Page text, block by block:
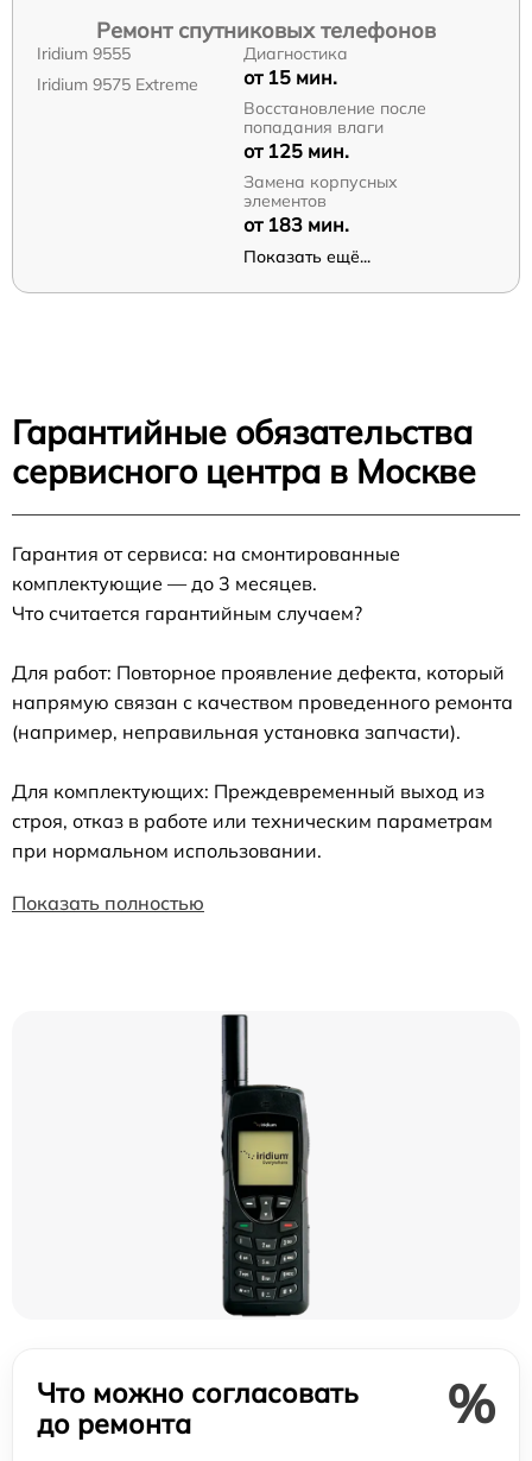
Ремонт спутниковых телефонов
Iridium 9555
Iridium 9575 Extreme
Диагностика
от 15 мин.
Восстановление после
попадания влаги
от 125 мин.
Замена корпусных
элементов
от 183 мин.
Показать ещё...
Гарантийные обязательства
сервисного центра в Москве
Гарантия от сервиса: на смонтированные
комплектующие — до 3 месяцев.
Что считается гарантийным случаем?
Для работ: Повторное проявление дефекта, который
напрямую связан с качеством проведенного ремонта
(например, неправильная установка запчасти).
Для комплектующих: Преждевременный выход из
строя, отказ в работе или техническим параметрам
при нормальном использовании.
Показать полностью
Что можно согласовать
до ремонта
%